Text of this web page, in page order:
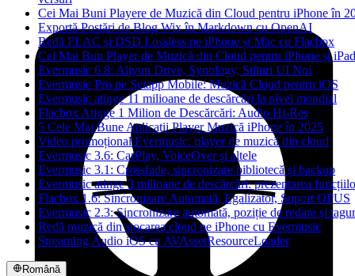
Cei Mai Buni Playere de Muzică din Cloud pentru iPhone în
Exportă Postări de Blog Wix în Markdown cu OpenAI
Redă FLAC și DSD Lossless pe iPhone și Mac cu Flacbox
Cel Mai Bun Player de Muzică din Cloud pentru iPhone și iPad
Evermusic 6.8: Aliyun Drive, Synology, Stiluri UI Noi
Evermusic Pro pe Setapp Mobile: Muzică Cloud pentru iOS
Evermusic atinge 11 milioane de descărcări la nivel mondial
Flacbox Atinge 1 Milion de Descărcări: Audio Hi-Res
5 Cele Mai Bune Aplicații Player Muzică iPhone în 2025
Video promoțional Evermusic: player de muzică din cloud
Evermusic 3.6: CarPlay, VoiceOver și altele
Evermusic 3.1: Crossfade, sincronizare bibliotecă și backup
Evermusic atinge 3 milioane de descărcări: prezentarea
Flacbox 1.6: Sincronizare Automată, Egalizator, Suport OPUS
Evermusic 2.3: Sincronizare automată, poziție de redare și
Redă muzică din stocarea cloud pe iPhone cu Evermusic
Streaming Audio iOS cu AVAssetResourceLoader
Română